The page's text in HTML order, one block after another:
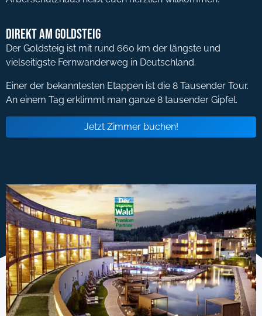
Direkt am Goldsteig
Der Goldsteig ist mit rund 660 km der längste und
vielseitigste Fernwanderweg in Deutschland.
Einer der bekanntesten Etappen ist die 8 Tausender Tour.
An einem Tag erklimmt man ganze 8 tausender Gipfel.
Jetzt Zimmer buchen!